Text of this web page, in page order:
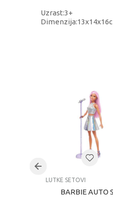
Uzrast:3+
LUTKE SETOVI
BARBIE AUTO